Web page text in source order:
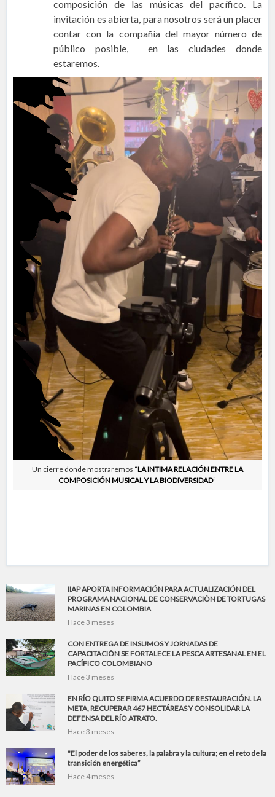
composición de las músicas del pacífico. La
invitación es abierta, para nosotros será un placer
contar con la compañía del mayor número de
público posible, en las ciudades donde
estaremos.
Un cierre donde mostraremos “LA INTIMA RELACIÓN ENTRE LA
COMPOSICIÓN MUSICAL Y LA BIODIVERSIDAD”
IIAP APORTA INFORMACIÓN PARA ACTUALIZACIÓN DEL
PROGRAMA NACIONAL DE CONSERVACIÓN DE TORTUGAS
MARINAS EN COLOMBIA
Hace 3 meses
CON ENTREGA DE INSUMOS Y JORNADAS DE
CAPACITACIÓN SE FORTALECE LA PESCA ARTESANAL EN EL
PACÍFICO COLOMBIANO
Hace 3 meses
EN RÍO QUITO SE FIRMA ACUERDO DE RESTAURACIÓN. LA
META, RECUPERAR 467 HECTÁREAS Y CONSOLIDAR LA
DEFENSA DEL RÍO ATRATO.
Hace 3 meses
"El poder de los saberes, la palabra y la cultura; en el reto de la
transición energética”
Hace 4 meses